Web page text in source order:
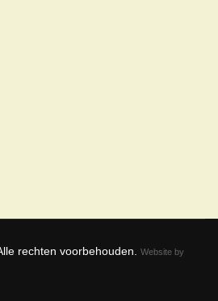
rechten voorbehouden.
Website by